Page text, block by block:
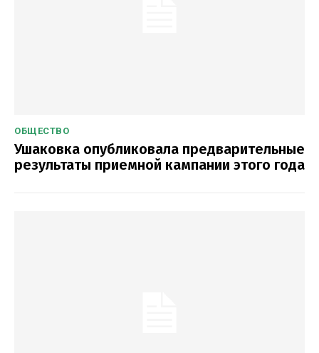
ОБЩЕСТВО
Ушаковка опубликовала предварительные
результаты приемной кампании этого года